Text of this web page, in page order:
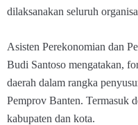
dilaksanakan seluruh
Asisten Perekonomian dan
Budi Santoso mengatakan,
daerah dalam rangka
Pemprov Banten. Termasuk
kabupaten dan kota.